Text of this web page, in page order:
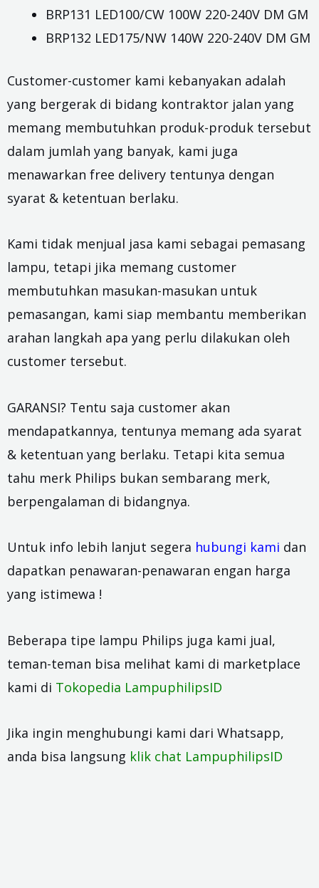
BRP131 LED100/CW 100W 220-240V DM GM
BRP132 LED175/NW 140W 220-240V DM GM
Customer-customer kami kebanyakan adalah
yang bergerak di bidang kontraktor jalan yang
memang membutuhkan produk-produk tersebut
dalam jumlah yang banyak, kami juga
menawarkan free delivery tentunya dengan
syarat & ketentuan berlaku.
Kami tidak menjual jasa kami sebagai pemasang
lampu, tetapi jika memang customer
membutuhkan masukan-masukan untuk
pemasangan, kami siap membantu memberikan
arahan langkah apa yang perlu dilakukan oleh
customer tersebut.
GARANSI? Tentu saja customer akan
mendapatkannya, tentunya memang ada syarat
& ketentuan yang berlaku. Tetapi kita semua
tahu merk Philips bukan sembarang merk,
berpengalaman di bidangnya.
Untuk info lebih lanjut segera hubungi kami dan
dapatkan penawaran-penawaran engan harga
yang istimewa !
Beberapa tipe lampu Philips juga kami jual,
teman-teman bisa melihat kami di marketplace
kami di Tokopedia LampuphilipsID
Jika ingin menghubungi kami dari Whatsapp,
anda bisa langsung klik chat LampuphilipsID